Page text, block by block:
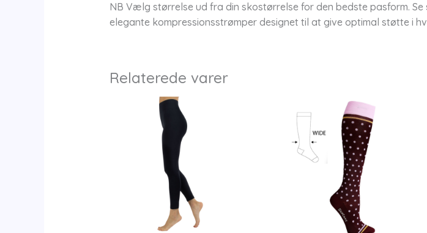
NB Vælg størrelse ud fra din skostørrelse for den bedste pasform.
elegante kompressionsstrømper designet til at give optimal støtte i
Relaterede varer